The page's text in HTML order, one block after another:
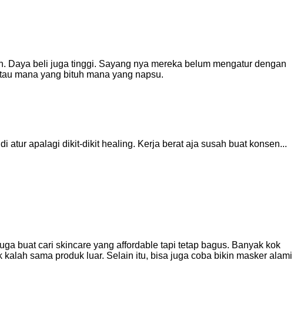
Daya beli juga tinggi. Sayang nya mereka belum mengatur dengan
mana yang bituh mana yang napsu.
atur apalagi dikit-dikit healing. Kerja berat aja susah buat konsen...
buat cari skincare yang affordable tapi tetap bagus. Banyak kok
sama produk luar. Selain itu, bisa juga coba bikin masker alami